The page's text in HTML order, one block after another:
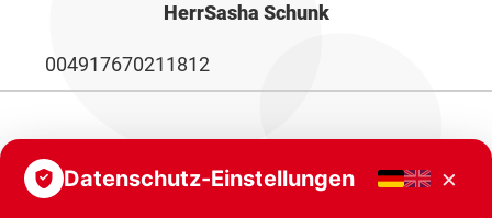
HerrSasha Schunk
004917670211812
Fußball, Herren und Jugendbereich
Datenschutz-Einstellungen ×